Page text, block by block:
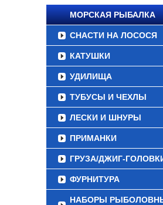
МОРСКАЯ РЫБАЛКА
СНАСТИ НА ЛОСОСЯ
КАТУШКИ
УДИЛИЩА
ТУБУСЫ И ЧЕХЛЫ
ЛЕСКИ И ШНУРЫ
ПРИМАНКИ
ГРУЗА/ДЖИГ-
ФУРНИТУРА
НАБОРЫ